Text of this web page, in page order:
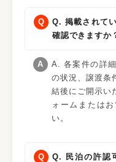
Q. 掲載されて
確認できますか
A. 各案件の詳
の状況、譲渡条
結後にご開示い
ォームまたは
い。
Q. 民泊の許認